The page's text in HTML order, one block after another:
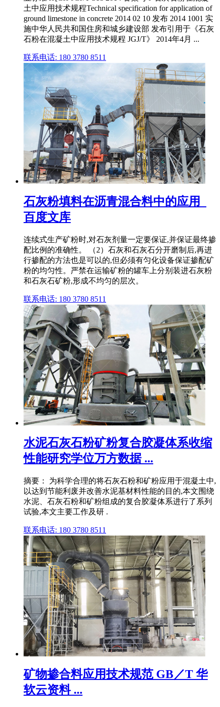
土中应用技术规程Technical specification for application of
ground limestone in concrete 2014 02 10 发布 2014 1001 实
施中华人民共和国住房和城乡建设部 发布引用于《石灰
石粉在混凝土中应用技术规程 JGJ/T》 2014年4月 ...
联系电话: 180 3780 8511
石灰粉填料在沥青混合料中的应用_
百度文库
连续式生产矿粉时,对石灰剂量一定要保证,并保证最终掺
配比例的准确性。 （2）石灰和石灰石分开磨制后,再进
行掺配的方法也是可以的,但必须有匀化设备保证掺配矿
粉的均匀性。严禁在运输矿粉的罐车上分别装进石灰粉
和石灰石矿粉,形成不均匀的层次。
联系电话: 180 3780 8511
水泥石灰石粉矿粉复合胶凝体系收缩
性能研究学位万方数据 ...
摘要： 为科学合理的将石灰石粉和矿粉应用于混凝土中,
以达到节能利废并改善水泥基材料性能的目的,本文围绕
水泥、石灰石粉和矿粉组成的复合胶凝体系进行了系列
试验,本文主要工作及研 .
联系电话: 180 3780 8511
矿物掺合料应用技术规范 GB／T 华
软云资料 ...